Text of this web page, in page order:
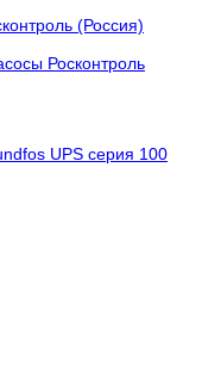
(Россия)
Росконтроль
UPS серия 100